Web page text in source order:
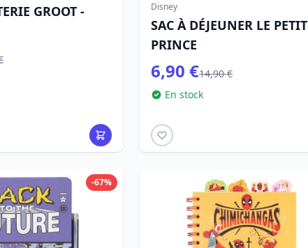
GROOT -
Disney
SAC À DÉJEUNER LE PETIT
PRINCE
6,90 €14,90 €
En stock
-67%